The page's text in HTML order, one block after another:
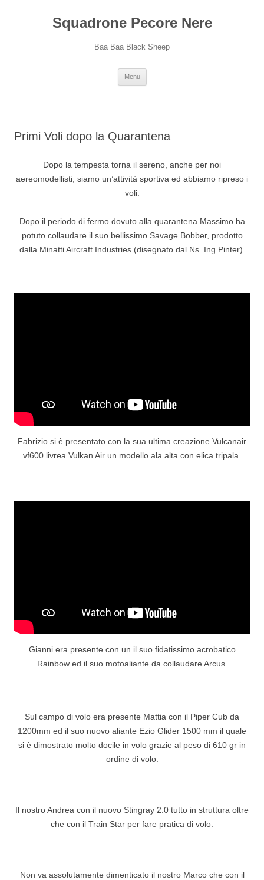
Squadrone Pecore Nere
Baa Baa Black Sheep
Menu
Primi Voli dopo la Quarantena
Dopo la tempesta torna il sereno, anche per noi
aereomodellisti, siamo un’attività sportiva ed abbiamo ripreso i
voli.
Dopo il periodo di fermo dovuto alla quarantena Massimo ha
potuto collaudare il suo bellissimo Savage Bobber, prodotto
dalla Minatti Aircraft Industries (disegnato dal Ns. Ing Pinter).
Fabrizio si è presentato con la sua ultima creazione Vulcanair
vf600 livrea Vulkan Air un modello ala alta con elica tripala.
Gianni era presente con un il suo fidatissimo acrobatico
Rainbow ed il suo motoaliante da collaudare Arcus.
Sul campo di volo era presente Mattia con il Piper Cub da
1200mm ed il suo nuovo aliante Ezio Glider 1500 mm il quale
si è dimostrato molto docile in volo grazie al peso di 610 gr in
ordine di volo.
Il nostro Andrea con il nuovo Stingray 2.0 tutto in struttura oltre
che con il Train Star per fare pratica di volo.
Non va assolutamente dimenticato il nostro Marco che con il